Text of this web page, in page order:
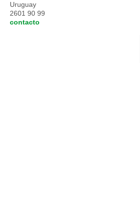
Uruguay
2601 90 99
contacto